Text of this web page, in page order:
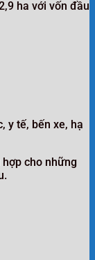
ha với vốn đầu
y tế, bến xe, hạ
cho những